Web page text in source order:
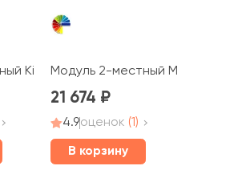
Kit3 Кит MVK
Модуль 2-местный Mix2 Микс
21 674
4.9оценок (1)
В корзину